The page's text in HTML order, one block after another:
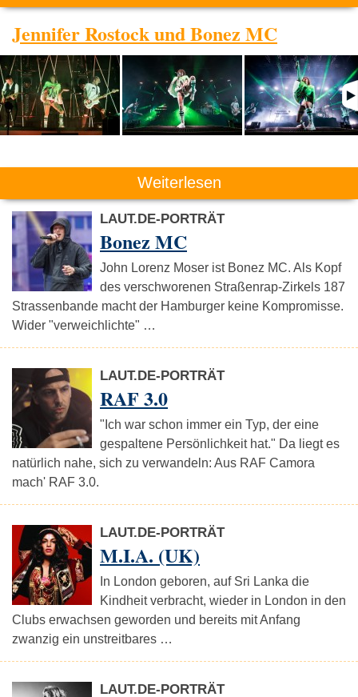
Jennifer Rostock und Bonez MC
Weiterlesen
LAUT.DE-PORTRÄT
Bonez MC
John Lorenz Moser ist Bonez MC. Als Kopf
des verschworenen Straßenrap-Zirkels 187
Strassenbande macht der Hamburger keine Kompromisse.
Wider "verweichlichte" …
LAUT.DE-PORTRÄT
RAF 3.0
"Ich war schon immer ein Typ, der eine
gespaltene Persönlichkeit hat." Da liegt es
natürlich nahe, sich zu verwandeln: Aus RAF Camora
mach' RAF 3.0.
LAUT.DE-PORTRÄT
M.I.A. (UK)
In London geboren, auf Sri Lanka die
Kindheit verbracht, wieder in London in den
Clubs erwachsen geworden und bereits mit Anfang
zwanzig ein unstreitbares …
LAUT.DE-PORTRÄT